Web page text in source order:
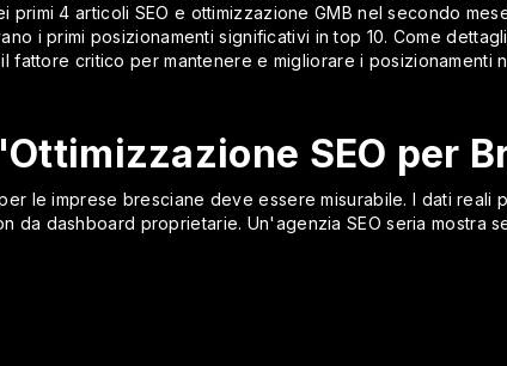
4 articoli SEO e ottimizzazione GMB nel secondo
i primi posizionamenti significativi in top 10. Come
il fattore critico per mantenere e migliorare i posizionamenti
SEO per
le imprese bresciane deve essere misurabile. I dati reali
da dashboard proprietarie. Un'agenzia SEO seria mostra